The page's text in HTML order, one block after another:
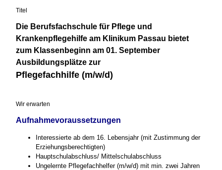
Titel
Die Berufsfachschule für Pflege und
Krankenpflegehilfe am Klinikum Passau bietet
zum Klassenbeginn am 01. September
Ausbildungsplätze zur
Pflegefachhilfe (m/w/d)
Wir erwarten
Aufnahmevoraussetzungen
Interessierte ab dem 16. Lebensjahr (mit Zustimmung der
Erziehungsberechtigten)
Hauptschulabschluss/ Mittelschulabschluss
Ungelernte Pflegefachhelfer (m/w/d) mit min. zwei Jahren